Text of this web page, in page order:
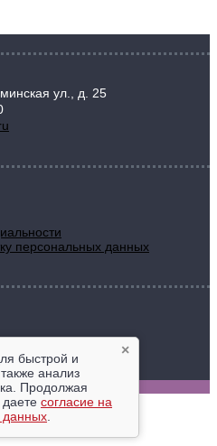
ул., д. 25
персональных данных
×
быстрой и
анализ
Продолжая
согласие на
данных